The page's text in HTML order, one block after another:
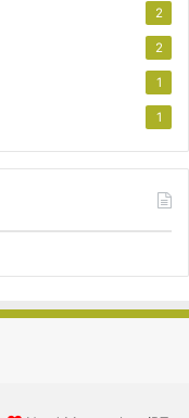
2
2
1
1